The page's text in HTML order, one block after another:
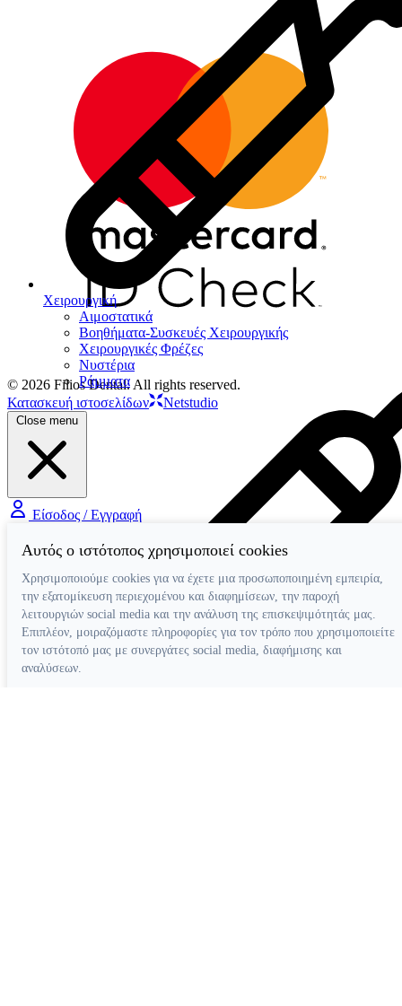
Χειρουργική
Αιμοστατικά
Βοηθήματα-Συσκευές Χειρουργικής
Χειρουργικές Φρέζες
Νυστέρια
Ράµµατα
© 2026 Filios Dental. All rights reserved.
Κατασκευή ιστοσελίδων
Netstudio
Close menu
Είσοδος / Εγγραφή
Αυτός ο ιστότοπος χρησιμοποιεί cookies
Χρησιμοποιούμε cookies για να έχετε μια προσωποποιημένη εμπειρία,
την εξατομίκευση περιεχομένου και διαφημίσεων, την παροχή
λειτουργιών social media και την ανάλυση της επισκεψιμότητάς μας.
Επιπλέον, μοιραζόμαστε πληροφορίες για τον τρόπο που χρησιμοποιείτε
τον ιστότοπό μας με συνεργάτες social media, διαφήμισης και
αναλύσεων.